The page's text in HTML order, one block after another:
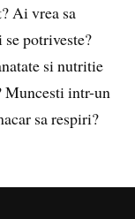
Ai vrea sa
potriveste?
si nutritie
Muncesti intr-un
sa respiri?